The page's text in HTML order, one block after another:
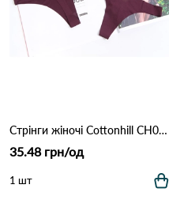
Стрінги жіночі Cottonhill CH0610 Марсала
35.48 грн/од
1 шт